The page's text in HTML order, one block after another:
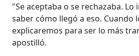
"Se aceptaba o se rechazaba.
saber cómo llegó a eso. Cuando
explicaremos para ser lo más
apostilló.